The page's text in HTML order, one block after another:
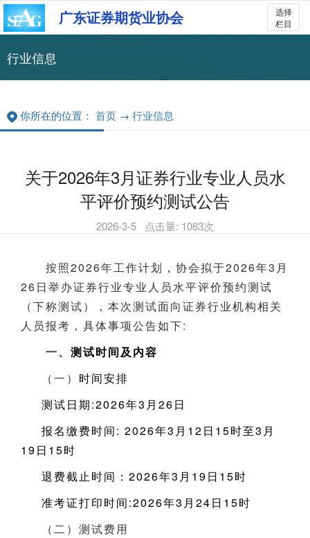
选择
栏目
广东证券期货业协会
行业信息
你所在的位置： 首页 → 行业信息
关于2026年3月证券行业专业人员水
平评价预约测试公告
2026-3-5 点击量: 1083次
按照2026年工作计划，协会拟于2026年3月
26日举办证券行业专业人员水平评价预约测试
（下称测试），本次测试面向证券行业机构相关
人员报考，具体事项公告如下:
一、 测试时间及内容
（一） 时间安排
测试日期:2026年3月26日
报名缴费时间: 2026年3月12日15时至3月
19日15时
退费截止时间：2026年3月19日15时
准考证打印时间:2026年3月24日15时
（二）测试费用